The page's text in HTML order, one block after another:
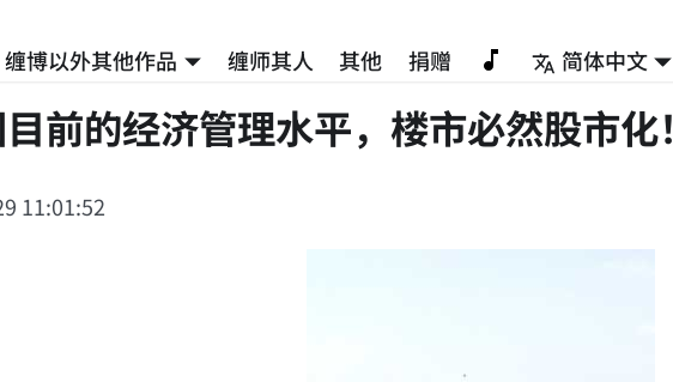
缠博以外其他作品 缠师其人 其他 捐赠
简体中文
前的经济管理水平，楼市必然股市化！
11:01:52